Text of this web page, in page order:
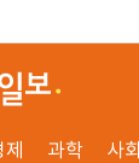
과학 사회